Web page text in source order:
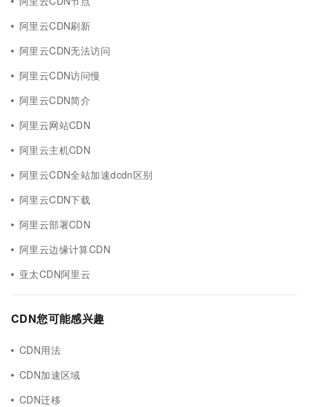
阿里云CDN刷新
阿里云CDN无法访问
阿里云CDN访问慢
阿里云CDN简介
阿里云网站CDN
阿里云主机CDN
阿里云CDN全站加速dcdn区别
阿里云CDN下载
阿里云部署CDN
阿里云边缘计算CDN
亚太CDN阿里云
CDN您可能感兴趣
CDN用法
CDN加速区域
CDN迁移